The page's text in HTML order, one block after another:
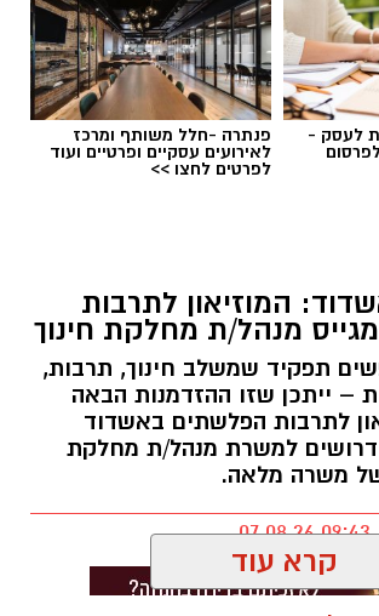
לעסק - פנתרה -חלל משותף ומרכז
לאירועים עסקיים ופרטיים ועוד
לפרטים לחצו >>
המוזיאון לתרבות
מנהל/ת מחלקת חינוך
תפקיד שמשלב חינוך, תרבות,
– ייתכן שזו ההזדמנות הבאה
לתרבות הפלשתים באשדוד
למשרת מנהל/ת מחלקת
של משרה מלאה.
קרא עוד